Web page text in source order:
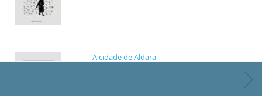
A cidade de Aldara